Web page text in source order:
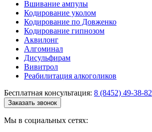
Вшивание ампулы
Кодирование уколом
Кодирование по Довженко
Кодирование гипнозом
Аквилонг
Алгоминал
Дисульфирам
Вивитрол
Реабилитация алкоголиков
Бесплатная консультация: 8 (8452) 49-38-82
Заказать звонок
Мы в социальных сетях: